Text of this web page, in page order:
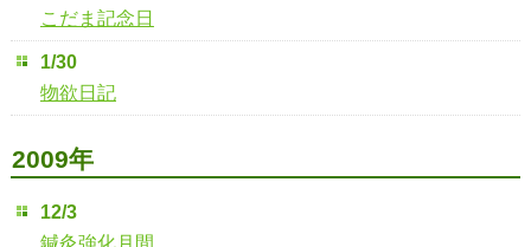
こだま記念日
1/30
物欲日記
2009年
12/3
鍼灸強化月間